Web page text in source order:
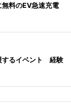
料のEV急速充電
するイベント 経験